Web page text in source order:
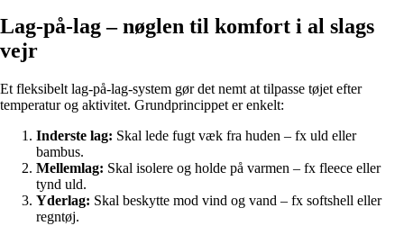
Lag-på-lag – nøglen til komfort i al slags
vejr
Et fleksibelt lag-på-lag-system gør det nemt at tilpasse tøjet efter
temperatur og aktivitet. Grundprincippet er enkelt:
Inderste lag: Skal lede fugt væk fra huden – fx uld eller
bambus.
Mellemlag: Skal isolere og holde på varmen – fx fleece eller
tynd uld.
Yderlag: Skal beskytte mod vind og vand – fx softshell eller
regntøj.